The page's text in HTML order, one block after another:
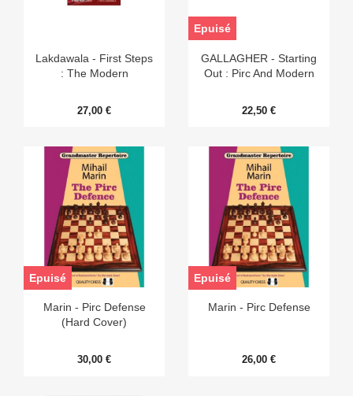
Lakdawala - First Steps
: The Modern
27,00 €
GALLAGHER - Starting
Out : Pirc And Modern
22,50 €
Epuisé
Marin - Pirc Defense
(Hard Cover)
30,00 €
Epuisé
Marin - Pirc Defense
26,00 €
Epuisé